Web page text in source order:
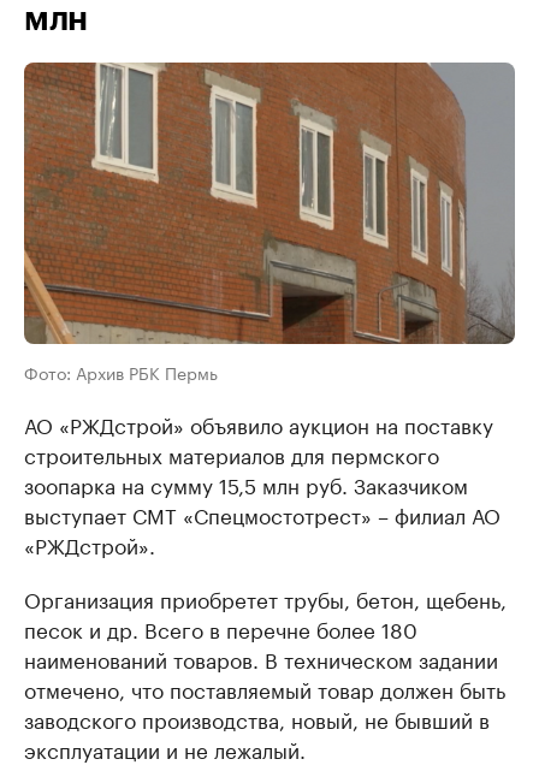
млн
Фото: Архив РБК Пермь
АО «РЖДстрой» объявило аукцион на поставку
строительных материалов для пермского
зоопарка на сумму 15,5 млн руб. Заказчиком
выступает СМТ «Спецмостотрест» – филиал АО
«РЖДстрой».
Организация приобретет трубы, бетон, щебень,
песок и др. Всего в перечне более 180
наименований товаров. В техническом задании
отмечено, что поставляемый товар должен быть
заводского производства, новый, не бывший в
эксплуатации и не лежалый.